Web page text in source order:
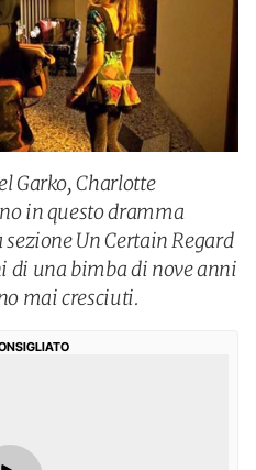
Garko, Charlotte
in questo dramma
Un Certain Regard
di una bimba di nove anni
mai cresciuti.